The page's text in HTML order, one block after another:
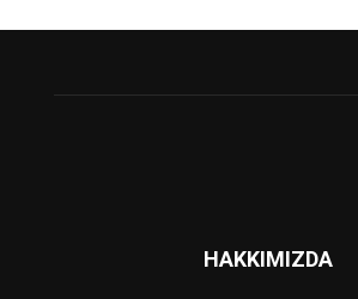
HAKKIMIZDA